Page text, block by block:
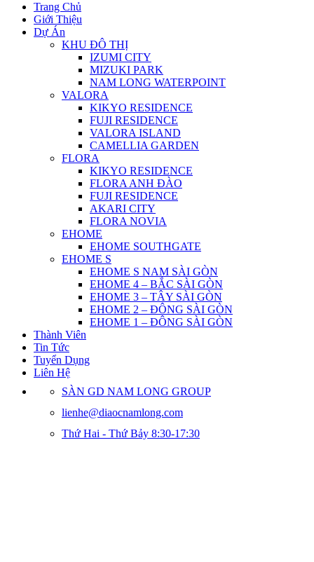
Trang Chủ
Giới Thiệu
Dự Án
KHU ĐÔ THỊ
IZUMI CITY
MIZUKI PARK
NAM LONG WATERPOINT
VALORA
KIKYO RESIDENCE
FUJI RESIDENCE
VALORA ISLAND
CAMELLIA GARDEN
FLORA
KIKYO RESIDENCE
FLORA ANH ĐÀO
FUJI RESIDENCE
AKARI CITY
FLORA NOVIA
EHOME
EHOME SOUTHGATE
EHOME S
EHOME S NAM SÀI GÒN
EHOME 4 – BẮC SÀI GÒN
EHOME 3 – TÂY SÀI GÒN
EHOME 2 – ĐÔNG SÀI GÒN
EHOME 1 – ĐÔNG SÀI GÒN
Thành Viên
Tin Tức
Tuyển Dụng
Liên Hệ
SÀN GD NAM LONG GROUP
lienhe@diaocnamlong.com
Thứ Hai - Thứ Bảy 8:30-17:30